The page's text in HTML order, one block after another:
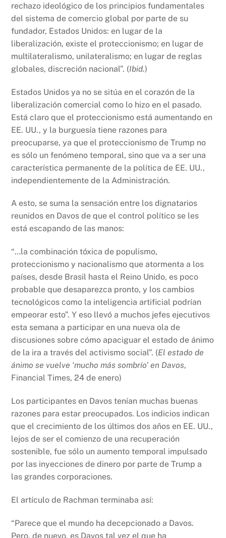
rechazo ideológico de los principios fundamentales
del sistema de comercio global por parte de su
fundador, Estados Unidos: en lugar de la
liberalización, existe el proteccionismo; en lugar de
multilateralismo, unilateralismo; en lugar de reglas
globales, discreción nacional”. (Ibid.)
Estados Unidos ya no se sitúa en el corazón de la
liberalización comercial como lo hizo en el pasado.
Está claro que el proteccionismo está aumentando en
EE. UU., y la burguesía tiene razones para
preocuparse, ya que el proteccionismo de Trump no
es sólo un fenómeno temporal, sino que va a ser una
característica permanente de la política de EE. UU.,
independientemente de la Administración.
A esto, se suma la sensación entre los dignatarios
reunidos en Davos de que el control político se les
está escapando de las manos:
“…la combinación tóxica de populismo,
proteccionismo y nacionalismo que atormenta a los
países, desde Brasil hasta el Reino Unido, es poco
probable que desaparezca pronto, y los cambios
tecnológicos como la inteligencia artificial podrían
empeorar esto”. Y eso llevó a muchos jefes ejecutivos
esta semana a participar en una nueva ola de
discusiones sobre cómo apaciguar el estado de ánimo
de la ira a través del activismo social”. (El estado de
ánimo se vuelve ‘mucho más sombrío’ en Davos,
Financial Times, 24 de enero)
Los participantes en Davos tenían muchas buenas
razones para estar preocupados. Los indicios indican
que el crecimiento de los últimos dos años en EE. UU.,
lejos de ser el comienzo de una recuperación
sostenible, fue sólo un aumento temporal impulsado
por las inyecciones de dinero por parte de Trump a
las grandes corporaciones.
El artículo de Rachman terminaba así:
“Parece que el mundo ha decepcionado a Davos.
Pero, de nuevo, es Davos tal vez el que ha